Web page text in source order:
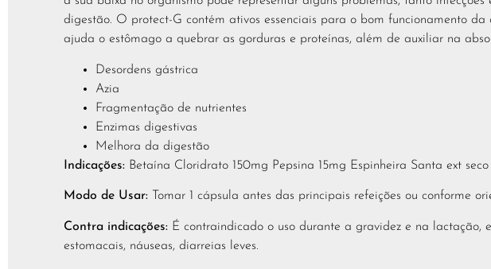
digestão. O protect-G contém ativos essenciais para o bom funcionamento
ajuda o estômago a quebrar as gorduras e proteínas, além de auxiliar na
Desordens gástrica
Azia
Fragmentação de nutrientes
Enzimas digestivas
Melhora da digestão
Indicações: Betaína Cloridrato 150mg Pepsina 15mg Espinheira Santa ext
Modo de Usar: Tomar 1 cápsula antes das principais refeições ou conforme
Contra indicações: É contraindicado o uso durante a gravidez e na lactação,
estomacais, náuseas, diarreias leves.